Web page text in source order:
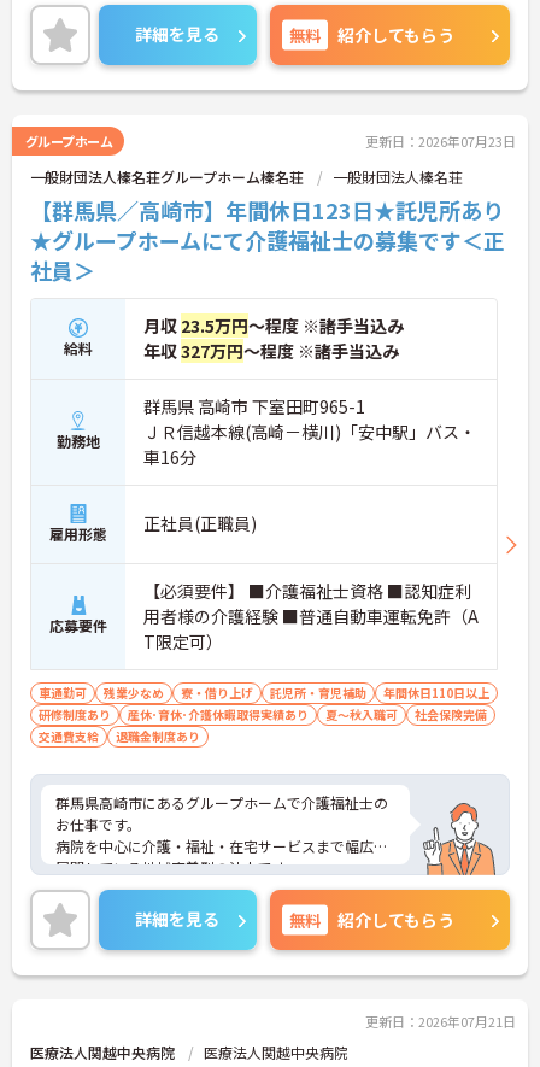
環境が整っております◎マイカー通勤も可能で駐車
場も完備されており、通勤もラクラク安心です！
ご興味のある方は、面接のポイントをお伝えします
のでお気軽にご連絡ください！
詳細を見る 無料 紹介してもらう
グループホーム 更新日：2026年07月23日
一般財団法人榛名荘グループホーム榛名荘 一般財団法人榛名荘
【群馬県／高崎市】年間休日123日★託児所あり
★グループホームにて介護福祉士の募集です＜正
社員＞
給料
月収 23.5万円～程度 ※諸手当込み
年収327万円～程度 ※諸手当込み
勤務地
群馬県 高崎市 下室田町965-1
ＪＲ信越本線(高崎－横川)「安中駅」バス・
車16分
雇用形態 正社員(正職員)
応募要件
【必須要件】 ■介護福祉士資格 ■認知症利
用者様の介護経験 ■普通自動車運転免許（A
T限定可）
車通勤可 残業少なめ 寮・借り上げ 託児所・育児補助
年間休日110日以上
研修制度あり
産休･育休･介護休暇取得実績あり 夏～秋入職可
社会保険完備
交通費支給
退職金制度あり
群馬県高崎市にあるグループホームで介護福祉士の
お仕事です。
病院を中心に介護・福祉・在宅サービスまで幅広く
展開している地域密着型の法人です。
福利厚生が非常に充実しており、地域のスポーツイ
ベント等への参加費も会社が負担してくれます。毎
年多くの職員が参加されています♪
また有給休暇は採用時に即日付与され、1時間単位
や半日取得も可能◎
お話しいたしますのでお気軽にご相談ください。
詳細を見る 無料 紹介してもらう
更新日：2026年07月21日
医療法人関越中央病院 医療法人関越中央病院